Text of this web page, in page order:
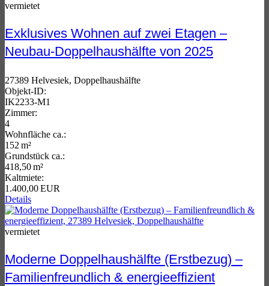
vermietet
Exklusives Wohnen auf zwei Etagen –
Neubau-Doppelhaushälfte von 2025
27389 Helvesiek, Doppelhaushälfte
Objekt-ID:
IK2233-M1
Zimmer:
4
Wohnfläche ca.:
152 m²
Grund­stück ca.:
418,50 m²
Kaltmiete:
1.400,00 EUR
Details
vermietet
Moderne Doppelhaushälfte (Erstbezug) –
Familienfreundlich & energieeffizient